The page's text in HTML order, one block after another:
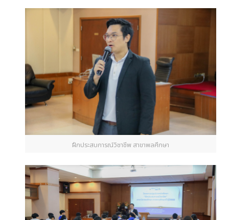
ฝึกประสบการณ์วิชาชีพ สาขาพลศึกษา